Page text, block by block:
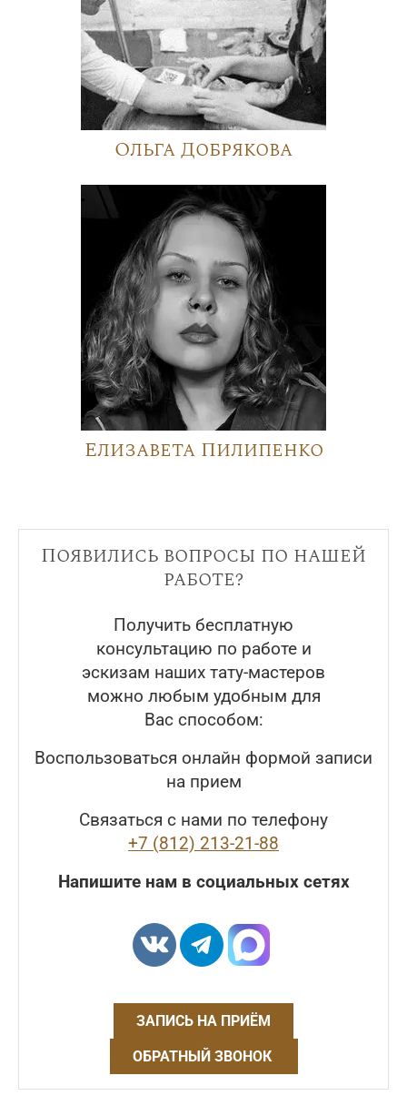
Ольга Добрякова
Елизавета Пилипенко
Появились вопросы по нашей
работе?
Получить бесплатную
консультацию по работе и
эскизам наших тату-мастеров
можно любым удобным для
Вас способом:
Воспользоваться онлайн формой записи
на прием
Связаться с нами по телефону
+7 (812) 213-21-88
Напишите нам в социальных сетях
ЗАПИСЬ НА ПРИЁМ
ОБРАТНЫЙ ЗВОНОК